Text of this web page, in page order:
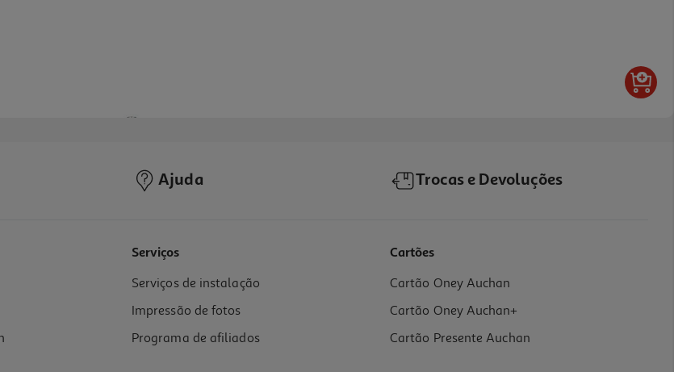
Ajuda Trocas e Devoluções
Serviços
Serviços de instalação
Impressão de fotos
Programa de afiliados
Cartões
Cartão Oney Auchan
Cartão Oney Auchan+
Cartão Presente Auchan